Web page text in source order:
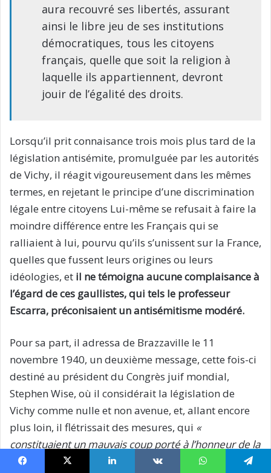
aura recouvré ses libertés, assurant
ainsi le libre jeu de ses institutions
démocratiques, tous les citoyens
français, quelle que soit la religion à
laquelle ils appartiennent, devront
jouir de l’égalité des droits.
Lorsqu’il prit connaisance trois mois plus tard de la
législation antisémite, promulguée par les autorités
de Vichy, il réagit vigoureusement dans les mêmes
termes, en rejetant le principe d’une discrimination
légale entre citoyens Lui-même se refusait à faire la
moindre différence entre les Français qui se
ralliaient à lui, pourvu qu’ils s’unissent sur la France,
quelles que fussent leurs origines ou leurs
idéologies, et il ne témoigna aucune complaisance à
l’égard de ces gaullistes, qui tels le professeur
Escarra, préconisaient un antisémitisme modéré.
Pour sa part, il adressa de Brazzaville le 11
novembre 1940, un deuxième message, cette fois-ci
destiné au président du Congrès juif mondial,
Stephen Wise, où il considérait la législation de
Vichy comme nulle et non avenue, et, allant encore
plus loin, il flétrissait des mesures, qui «
constituaient un mauvais coup porté à l’honneur de la
France, et une injustice à l’égard de ses citoyens juifs